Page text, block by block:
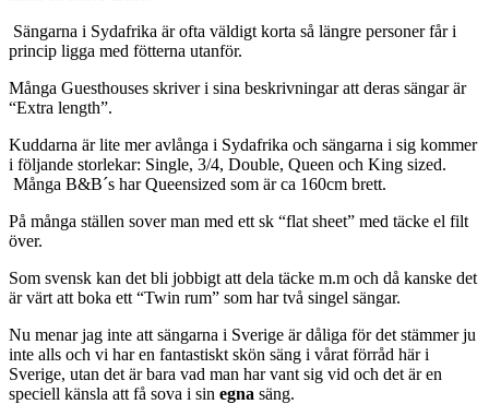
Sängarna i Sydafrika är ofta väldigt korta så längre personer får i
princip ligga med fötterna utanför.
Många Guesthouses skriver i sina beskrivningar att deras sängar är
“Extra length”.
Kuddarna är lite mer avlånga i Sydafrika och sängarna i sig kommer
i följande storlekar: Single, 3/4, Double, Queen och King sized.
Många B&B´s har Queensized som är ca 160cm brett.
På många ställen sover man med ett sk “flat sheet” med täcke el filt
över.
Som svensk kan det bli jobbigt att dela täcke m.m och då kanske det
är värt att boka ett “Twin rum” som har två singel sängar.
Nu menar jag inte att sängarna i Sverige är dåliga för det stämmer ju
inte alls och vi har en fantastiskt skön säng i vårat förråd här i
Sverige, utan det är bara vad man har vant sig vid och det är en
speciell känsla att få sova i sin egna säng.